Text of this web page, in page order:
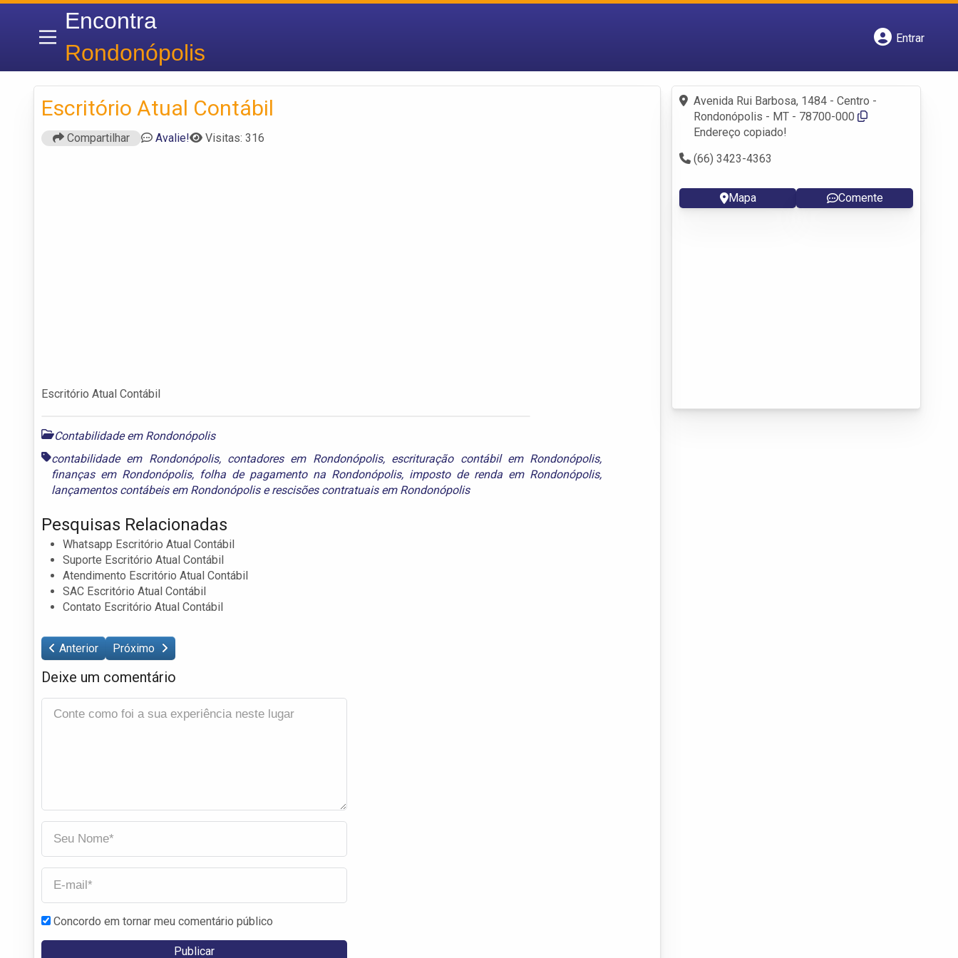
Encontra
Rondonópolis
Entrar
Escritório Atual Contábil
Compartilhar Avalie! Visitas: 316
Escritório Atual Contábil
Contabilidade em Rondonópolis
contabilidade em Rondonópolis, contadores em Rondonópolis, escrituração contábil em Rondonópolis,
finanças em Rondonópolis, folha de pagamento na Rondonópolis, imposto de renda em Rondonópolis,
lançamentos contábeis em Rondonópoliserescisões contratuais em Rondonópolis
Pesquisas Relacionadas
Whatsapp Escritório Atual Contábil
Suporte Escritório Atual Contábil
Atendimento Escritório Atual Contábil
SAC Escritório Atual Contábil
Contato Escritório Atual Contábil
Anterior Próximo
Deixe um comentário
Concordo em tornar meu comentário público
Avenida Rui Barbosa, 1484 - Centro -
Rondonópolis - MT - 78700-000
Endereço copiado!
(66) 3423-4363
Mapa Comente